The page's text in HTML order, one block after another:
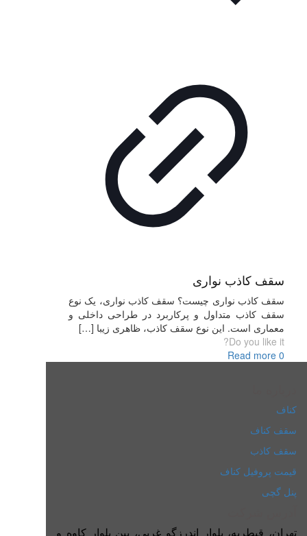
سقف کاذب نواری
سقف کاذب نواری چیست؟ سقف کاذب نواری، یک نوع
سقف کاذب متداول و پرکاربرد در طراحی داخلی و
معماری است. این نوع سقف کاذب، ظاهری زیبا […]
Do you like it?
0
Read more
کناف
سقف کناف
سقف کاذب
قیمت پروفیل کناف
پنل گچی
تهران، قیطریه، بلوار اندرزگو غربی، بین بلوار کاوه و